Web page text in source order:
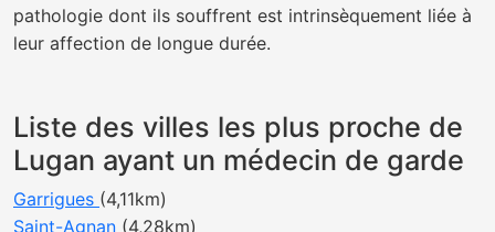
pathologie dont ils souffrent est intrinsèquement liée à
leur affection de longue durée.
Liste des villes les plus proche de
Lugan ayant un médecin de garde
Garrigues (4,11km)
Saint-Agnan (4,28km)